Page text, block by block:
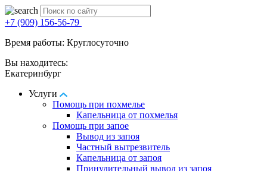
+7 (909) 156-56-79
Время работы: Круглосуточно
Вы находитесь:
Екатеринбург
Услуги
Помощь при похмелье
Капельница от похмелья
Помощь при запое
Вывод из запоя
Частный вытрезвитель
Капельница от запоя
Принудительный вывод из запоя